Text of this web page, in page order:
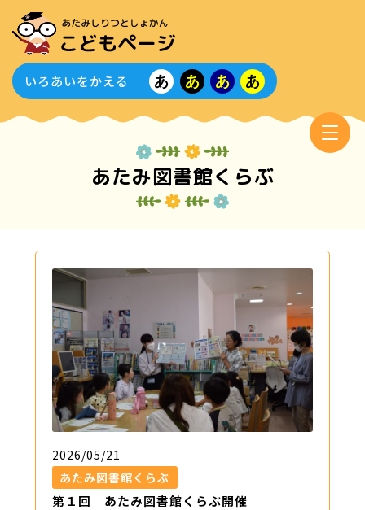
いろあいをかえる あ あ あ あ
あたみ図書館くらぶ
2026/05/21
あたみ図書館くらぶ
第１回 あたみ図書館くらぶ開催